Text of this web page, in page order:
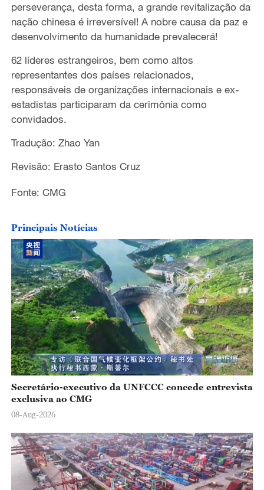
perseverança, desta forma, a grande revitalização da
nação chinesa é irreversível! A nobre causa da paz e
desenvolvimento da humanidade prevalecerá!
62 líderes estrangeiros, bem como altos
representantes dos países relacionados,
responsáveis de organizações internacionais e ex-
estadistas participaram da cerimônia como
convidados.
Tradução: Zhao Yan
Revisão: Erasto Santos Cruz
Fonte: CMG
Principais Notícias
Secretário-executivo da UNFCCC concede entrevista
exclusiva ao CMG
08-Aug-2026